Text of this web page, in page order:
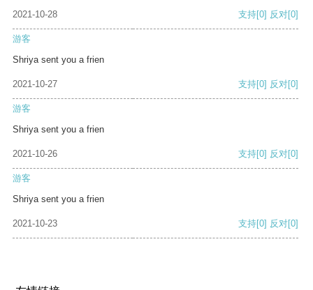
2021-10-28 支持[0] 反对[0]
游客
Shriya sent you a frien
2021-10-27 支持[0] 反对[0]
游客
Shriya sent you a frien
2021-10-26 支持[0] 反对[0]
游客
Shriya sent you a frien
2021-10-23 支持[0] 反对[0]